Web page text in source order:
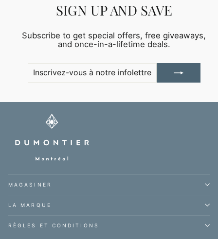
SIGN UP AND SAVE
Subscribe to get special offers, free giveaways,
and once-in-a-lifetime deals.
INSCRIVEZ-
VOUS
À
NOTRE
S'INSCRIRE
MAGASINER
LA MARQUE
RÈGLES ET CONDITIONS